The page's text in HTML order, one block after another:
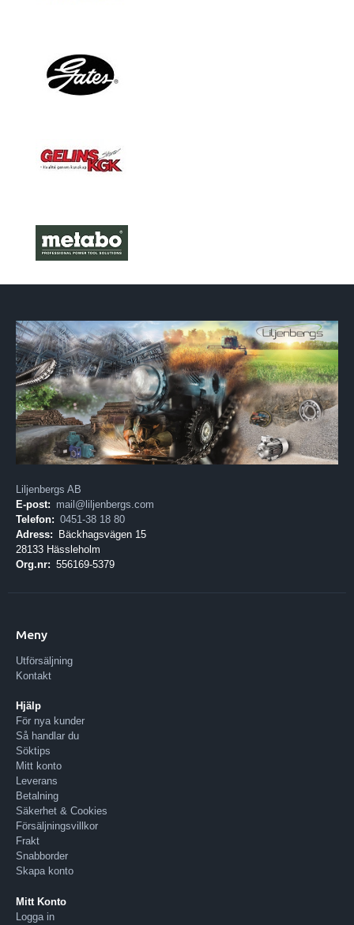
Liljenbergs AB
E-post: mail@liljenbergs.com
Telefon: 0451-38 18 80
Adress:
Bäckhagsvägen 15
28133 Hässleholm
Org.nr: 556169-5379
Meny
Utförsäljning
Kontakt
Hjälp
För nya kunder
Så handlar du
Söktips
Mitt konto
Leverans
Betalning
Säkerhet & Cookies
Försäljningsvillkor
Frakt
Snabborder
Skapa konto
Mitt Konto
Logga in